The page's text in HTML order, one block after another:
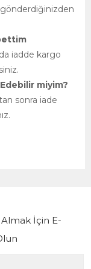
iadde kargo
miyim?
sonra iade
İçin E-